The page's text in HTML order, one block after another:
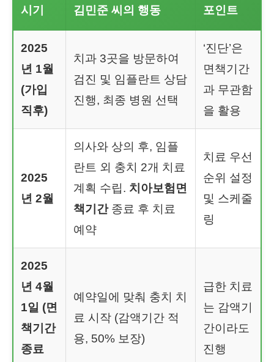
시기 김민준 씨의 행동 포인트
2025
년 1월
(가입
직후)
치과 3곳을 방문하여
검진 및 임플란트 상담
진행, 최종 병원 선택
‘진단’은
면책기간
과 무관함
을 활용
2025
년 2월
의사와 상의 후, 임플
란트 외 충치 2개 치료
계획 수립. 치아보험면
책기간종료 후 치료
예약
치료 우선
순위 설정
및 스케줄
링
2025
년 4월
1일 (면
책기간
종료
예약일에 맞춰 충치 치
료 시작 (감액기간 적
용, 50% 보장)
급한 치료
는 감액기
간이라도
진행